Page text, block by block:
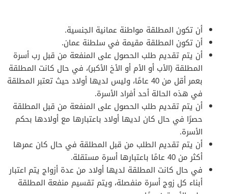
أن تكون المطلقة مواطنة عمانية الجنسية.
أن تكون المطلقة مقيمة في سلطنة عمان.
أن يتم تقديم طلب الحصول على المنفعة من قبل رب أسرة
المطلقة (الأب أو الأم أو الأخ الأكبر)، في حال كانت المطلقة
بعمر أقل من 40 عامًا، وليس لديها أولاد حيث تعتبر المطلقة
في هذه الحالة أحد أفراد الأسرة.
أن يتم تقديم طلب الحصول على المنفعة من قبل المطلقة
حصرًا في حال كان لديها أولاد باعتبارها مع أولادها بحكم
الأسرة.
أن يتم تقديم الطلب من قبل المطلقة في حال كان عمرها
أكثر من 40 عامًا باعتبارها أسرة مستقلة.
في حال كانت المطلقة لديها أولاد من عدة أزواج يتم اعتبار
أبناء كل زوج أسرة منفصلة، ويتم تقسيم منفعة المطلقة